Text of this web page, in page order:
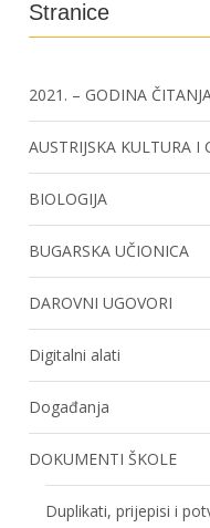
Stranice
2021. – GODINA
AUSTRIJSKA KULTURA I
BIOLOGIJA
BUGARSKA UČIONICA
DAROVNI UGOVORI
Digitalni alati
Događanja
DOKUMENTI ŠKOLE
Duplikati, prijepisi i